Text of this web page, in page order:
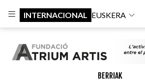
INTERNACIONAL EUSKERA
BERRIAK